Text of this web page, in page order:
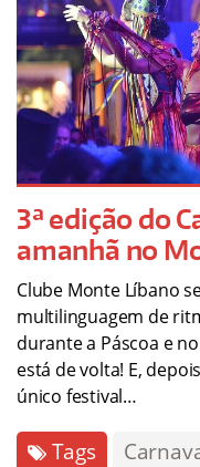
3ª edição do
amanhã no
Clube Monte Líbano
multilinguagem de
durante a Páscoa e
está de volta! E,
único festival…
Tags